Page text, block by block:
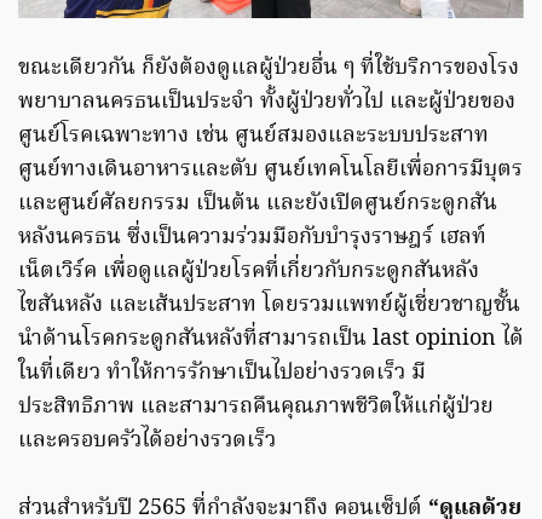
ขณะเดียวกัน ก็ยังต้องดูแลผู้ป่วยอื่น ๆ ที่ใช้บริการของโรง
พยาบาลนครธนเป็นประจำ ทั้งผู้ป่วยทั่วไป และผู้ป่วยของ
ศูนย์โรคเฉพาะทาง เช่น ศูนย์สมองและระบบประสาท
ศูนย์ทางเดินอาหารและตับ ศูนย์เทคโนโลยีเพื่อการมีบุตร
และศูนย์ศัลยกรรม เป็นต้น และยังเปิดศูนย์กระดูกสัน
หลังนครธน ซึ่งเป็นความร่วมมือกับบำรุงราษฎร์ เฮลท์
เน็ตเวิร์ค เพื่อดูแลผู้ป่วยโรคที่เกี่ยวกับกระดูกสันหลัง
ไขสันหลัง และเส้นประสาท โดยรวมแพทย์ผู้เชี่ยวชาญชั้น
นำด้านโรคกระดูกสันหลังที่สามารถเป็น last opinion ได้
ในที่เดียว ทำให้การรักษาเป็นไปอย่างรวดเร็ว มี
ประสิทธิภาพ และสามารถคืนคุณภาพชีวิตให้แก่ผู้ป่วย
และครอบครัวได้อย่างรวดเร็ว
ส่วนสำหรับปี 2565 ที่กำลังจะมาถึง คอนเซ็ปต์ “ดูแลด้วย